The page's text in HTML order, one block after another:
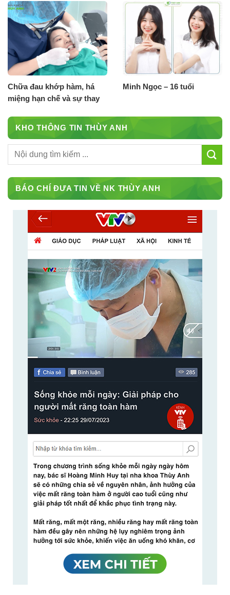
chữa khỏi
Chữa đau khớp hàm, há
miệng hạn chế và sự thay
tại nha khoa Thuỳ Anh
Minh Ngọc – 16 tuổi
KHO THÔNG TIN THÙY ANH
BÁO CHÍ ĐƯA TIN VỀ NK THÙY ANH